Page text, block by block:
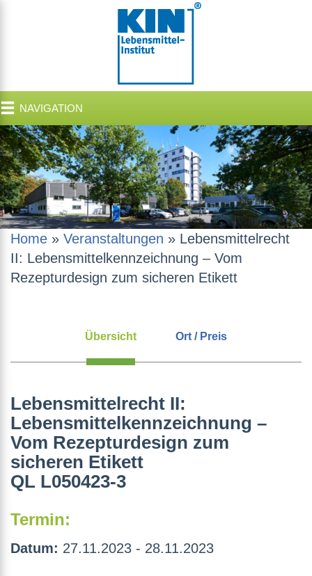
NAVIGATION
Home » Veranstaltungen » Lebensmittelrecht
II: Lebensmittelkennzeichnung – Vom
Rezepturdesign zum sicheren Etikett
Übersicht Ort / Preis
Lebensmittelrecht II:
Lebensmittelkennzeichnung –
Vom Rezepturdesign zum
sicheren Etikett
QL L050423-3
Termin:
Datum: 27.11.2023 - 28.11.2023